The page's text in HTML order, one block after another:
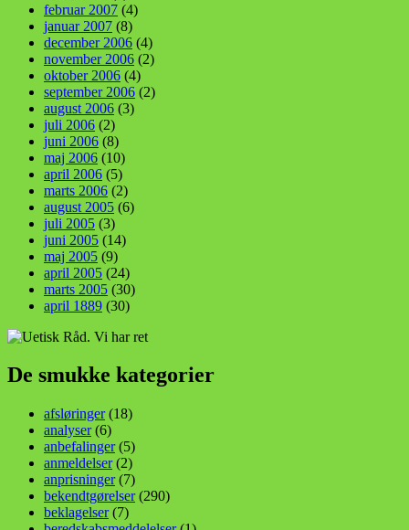
februar 2007 (4)
januar 2007 (8)
december 2006 (4)
november 2006 (2)
oktober 2006 (4)
september 2006 (2)
august 2006 (3)
juli 2006 (2)
juni 2006 (8)
maj 2006 (10)
april 2006 (5)
marts 2006 (2)
august 2005 (6)
juli 2005 (3)
juni 2005 (14)
maj 2005 (9)
april 2005 (24)
marts 2005 (30)
april 1889 (30)
De smukke kategorier
afsløringer(18)
analyser(6)
anbefalinger(5)
anmeldelser(2)
anprisninger(7)
bekendtgørelser(290)
beklagelser(7)